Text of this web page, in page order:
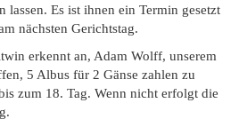
lassen. Es ist ihnen ein Termin gesetzt
nächsten Gerichtstag.
erkennt an, Adam Wolff, unserem
5 Albus für 2 Gänse zahlen zu
zum 18. Tag. Wenn nicht erfolgt die